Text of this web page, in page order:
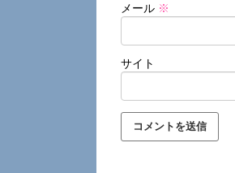
メール ※
サイト